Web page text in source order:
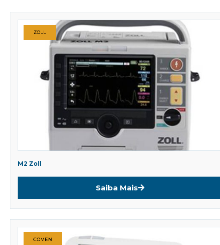
M2 Zoll
Saiba Mais
ZOLL
COMEN